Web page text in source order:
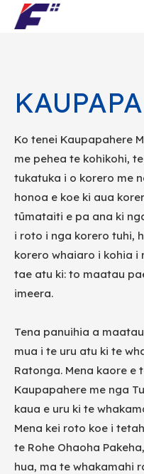
Ko tenei Kaupapahere
me pehea te kohikohi,
tukatuka i o korero me
honoa e koe ki aua
tūmataiti e pa ana ki
i roto i nga korero tuhi,
korero whaiaro i kohia i
tae atu ki: to maatau
imeera.
Tena panuihia a
mua i te uru atu ki te
Ratonga. Mena kaore e
Kaupapahere me nga
kaua e uru ki te
Mena kei roto koe i
te Rohe Ohaoha
hua, ma te whakamahi